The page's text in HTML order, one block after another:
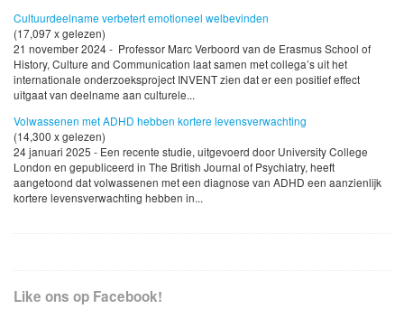
Cultuurdeelname verbetert emotioneel welbevinden
(17,097 x gelezen)
21 november 2024 - Professor Marc Verboord van de Erasmus School of
History, Culture and Communication laat samen met collega’s uit het
internationale onderzoeksproject INVENT zien dat er een positief effect
uitgaat van deelname aan culturele...
Volwassenen met ADHD hebben kortere levensverwachting
(14,300 x gelezen)
24 januari 2025 - Een recente studie, uitgevoerd door University College
London en gepubliceerd in The British Journal of Psychiatry, heeft
aangetoond dat volwassenen met een diagnose van ADHD een aanzienlijk
kortere levensverwachting hebben in...
Like ons op Facebook!